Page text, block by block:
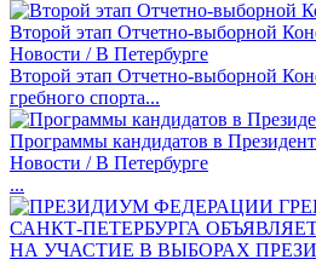
Второй этап Отчетно-выборной
Новости / В Петербурге
Второй этап Отчетно-выборной
гребного спорта...
Программы кандидатов в
Новости / В Петербурге
...